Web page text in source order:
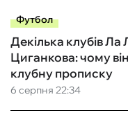
Футбол
6 серпня 22:34
Декілька клубів Ла
Циганкова: чому
клубну прописку